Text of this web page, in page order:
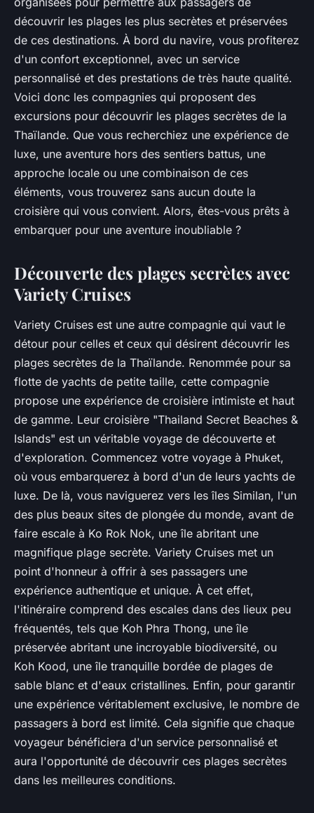
découvrir les plages les plus secrètes et préservées
de ces destinations. À bord du navire, vous profiterez
d'un confort exceptionnel, avec un service
personnalisé et des prestations de très haute qualité.
Voici donc les compagnies qui proposent des
excursions pour découvrir les plages secrètes de la
Thaïlande. Que vous recherchiez une expérience de
luxe, une aventure hors des sentiers battus, une
approche locale ou une combinaison de ces
éléments, vous trouverez sans aucun doute la
croisière qui vous convient. Alors, êtes-vous prêts à
embarquer pour une aventure inoubliable ?
Découverte des plages secrètes avec
Variety Cruises
Variety Cruises est une autre compagnie qui vaut le
détour pour celles et ceux qui désirent découvrir les
plages secrètes de la Thaïlande. Renommée pour sa
flotte de yachts de petite taille, cette compagnie
propose une expérience de croisière intimiste et haut
de gamme. Leur croisière "Thailand Secret Beaches &
Islands" est un véritable voyage de découverte et
d'exploration. Commencez votre voyage à Phuket,
où vous embarquerez à bord d'un de leurs yachts de
luxe. De là, vous naviguerez vers les îles Similan, l'un
des plus beaux sites de plongée du monde, avant de
faire escale à Ko Rok Nok, une île abritant une
magnifique plage secrète. Variety Cruises met un
point d'honneur à offrir à ses passagers une
expérience authentique et unique. À cet effet,
l'itinéraire comprend des escales dans des lieux peu
fréquentés, tels que Koh Phra Thong, une île
préservée abritant une incroyable biodiversité, ou
Koh Kood, une île tranquille bordée de plages de
sable blanc et d'eaux cristallines. Enfin, pour garantir
une expérience véritablement exclusive, le nombre de
passagers à bord est limité. Cela signifie que chaque
voyageur bénéficiera d'un service personnalisé et
aura l'opportunité de découvrir ces plages secrètes
dans les meilleures conditions.